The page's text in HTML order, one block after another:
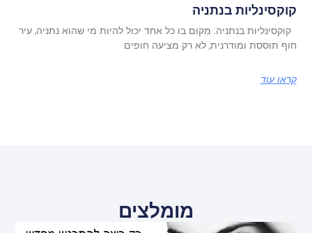
קוקסינליות בנתניה
קוקסינליות בנתניה: מקום בו כל אחד יכול להיות מי שהוא נתניה, עיר
חוף תוססת ומודרנית, לא רק מציעה חופים
קראו עוד
מומלצים